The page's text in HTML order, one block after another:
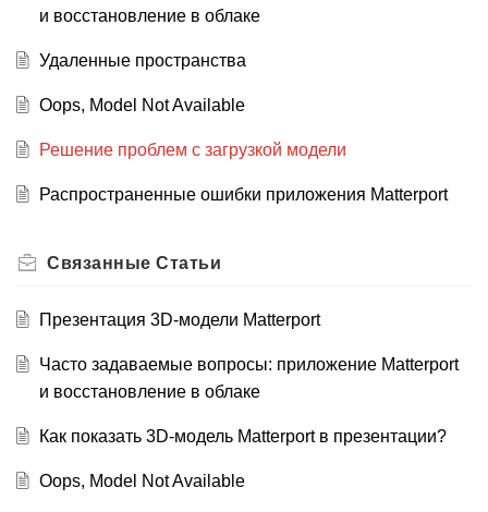
и восстановление в облаке
Удаленные пространства
Oops, Model Not Available
Решение проблем с загрузкой модели
Распространенные ошибки приложения Matterport
Связанные Статьи
Презентация 3D-модели Matterport
Часто задаваемые вопросы: приложение Matterport
и восстановление в облаке
Как показать 3D-модель Matterport в презентации?
Oops, Model Not Available